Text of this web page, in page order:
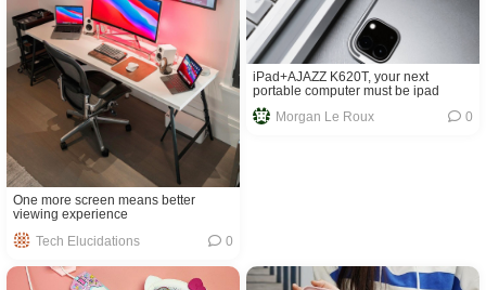
One more screen means better
viewing experience
Tech Elucidations
0
iPad+AJAZZ K620T, your next
portable computer must be ipad​​
Morgan Le Roux
0